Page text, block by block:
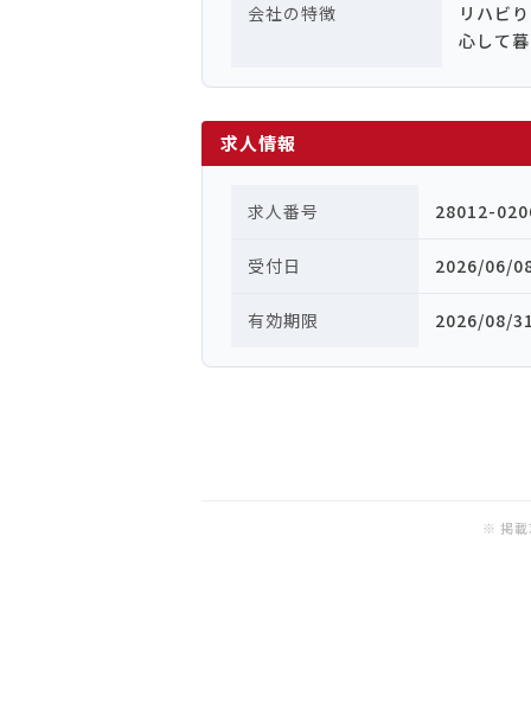
会社の特徴
リハビ
心して
求人情報
求人番号 28012-
受付日 2026/06/
有効期限 2026/08/
※ 掲載